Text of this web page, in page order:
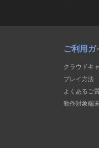
ご利用ガ
クラウドキ
プレイ方法
よくあるご
動作対象端